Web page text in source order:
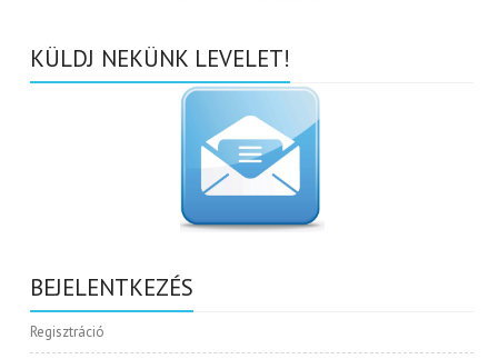
KÜLDJ NEKÜNK LEVELET!
BEJELENTKEZÉS
Regisztráció